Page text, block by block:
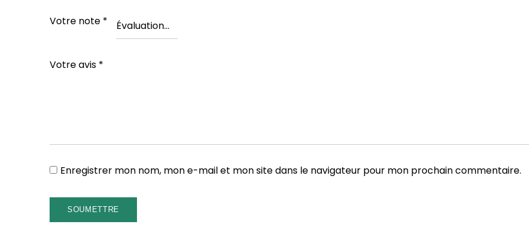
Votre note *
Votre avis *
Enregistrer mon nom, mon e-mail et mon site dans le navigateur pour mon prochain commentaire.